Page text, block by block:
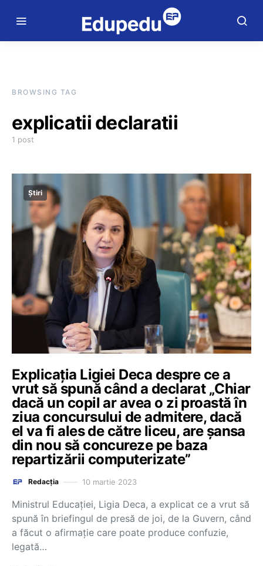
BROWSING TAG
explicatii declaratii
1 post
Știri
Explicația Ligiei Deca despre ce a
vrut să spună când a declarat „Chiar
dacă un copil ar avea o zi proastă în
ziua concursului de admitere, dacă
el va fi ales de către liceu, are șansa
din nou să concureze pe baza
repartizării computerizate”
Redacția 10 martie 2023
Ministrul Educației, Ligia Deca, a explicat ce a vrut să
spună în briefingul de presă de joi, de la Guvern, când
a făcut o afirmație care poate produce confuzie,
legată…